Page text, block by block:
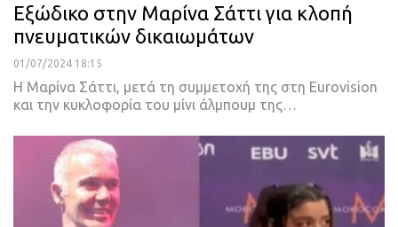
Εξώδικο στην Μαρίνα Σάττι για κλοπή
πνευματικών δικαιωμάτων
01/07/2024 18:15
Η Μαρίνα Σάττι, μετά τη συμμετοχή της στη Eurovision
και την κυκλοφορία του μίνι άλμπουμ της…